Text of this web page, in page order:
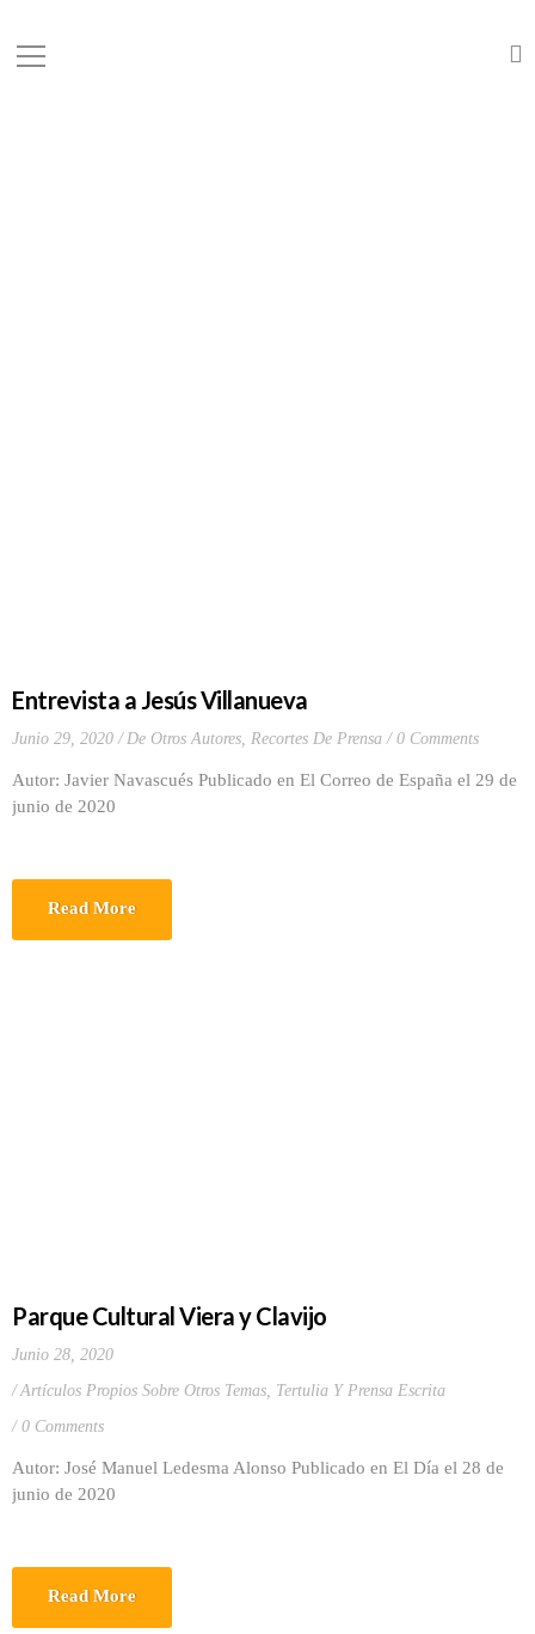
Entrevista a Jesús Villanueva
Junio 29, 2020 De Otros Autores, Recortes De Prensa 0 Comments
Autor: Javier Navascués Publicado en El Correo de España el 29 de
junio de 2020
Read More
Parque Cultural Viera y Clavijo
Junio 28, 2020
Artículos Propios Sobre Otros Temas, Tertulia Y Prensa Escrita
0 Comments
Autor: José Manuel Ledesma Alonso Publicado en El Día el 28 de
junio de 2020
Read More